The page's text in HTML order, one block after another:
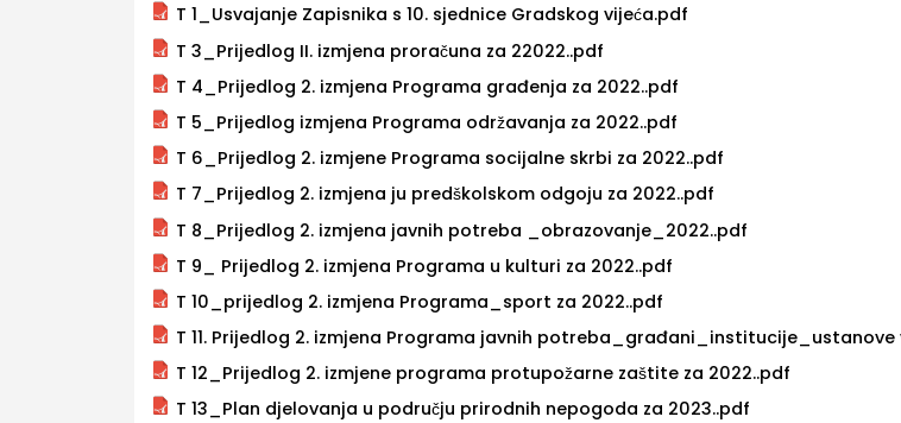
T 1_Usvajanje Zapisnika s 10. sjednice Gradskog vijeća.pdf
T 3_Prijedlog II. izmjena proračuna za 22022..pdf
T 4_Prijedlog 2. izmjena Programa građenja za 2022..pdf
T 5_Prijedlog izmjena Programa održavanja za 2022..pdf
T 6_Prijedlog 2. izmjene Programa socijalne skrbi za 2022..pdf
T 7_Prijedlog 2. izmjena ju predškolskom odgoju za 2022..pdf
T 8_Prijedlog 2. izmjena javnih potreba _obrazovanje_2022..pdf
T 9_ Prijedlog 2. izmjena Programa u kulturi za 2022..pdf
T 10_prijedlog 2. izmjena Programa_sport za 2022..pdf
T 11. Prijedlog 2. izmjena Programa javnih potreba_građani_institucije_ustanove
T 12_Prijedlog 2. izmjene programa protupožarne zaštite za 2022..pdf
T 13_Plan djelovanja u području prirodnih nepogoda za 2023..pdf